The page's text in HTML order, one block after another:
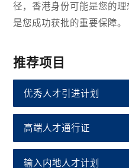
径，香港身份可能是您的理
是您成功获批的重要保障。
推荐项目
优秀人才引进计划
高端人才通行证
输入内地人才计划